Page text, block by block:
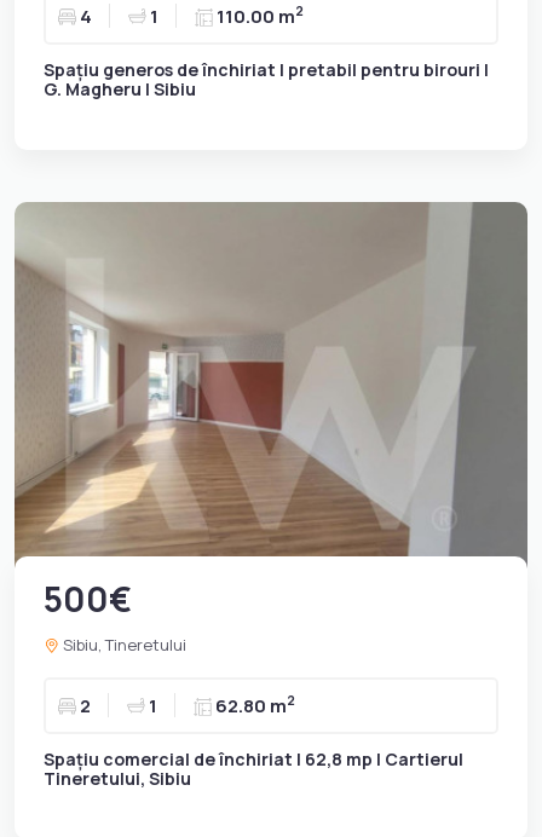
4 1 110.00 m2
Spațiu generos de închiriat | pretabil pentru birouri |
G. Magheru | Sibiu
500€
Sibiu, Tineretului
2 1 62.80 m2
Spațiu comercial de închiriat | 62,8 mp | Cartierul
Tineretului, Sibiu